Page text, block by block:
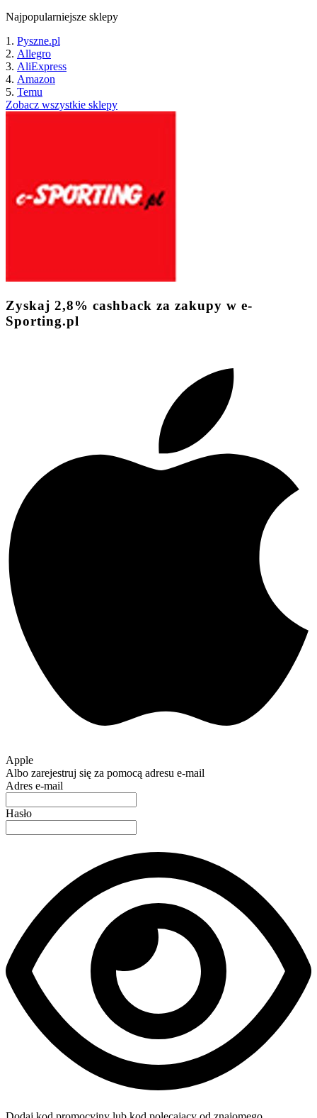
Najpopularniejsze sklepy
Pyszne.pl
Allegro
AliExpress
Amazon
Temu
Zobacz wszystkie sklepy
Zyskaj 2,8% cashback za zakupy w e-
Sporting.pl
Apple
Albo zarejestruj się za pomocą adresu e-mail
Adres e-mail
Hasło